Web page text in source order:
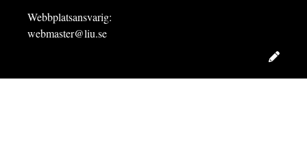
Webbplatsansvarig:
webmaster@liu.se